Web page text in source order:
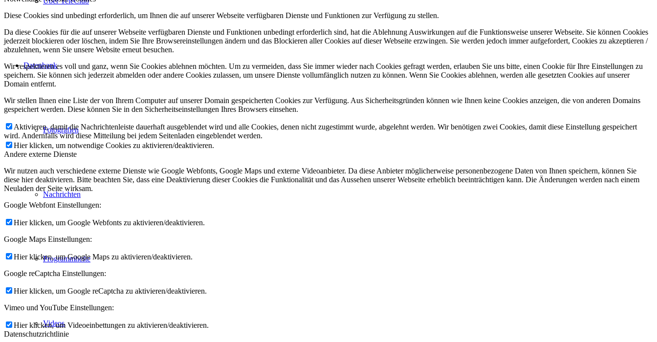
Datenbank
Fotografien
Nachrichten
Programmhefte
Videos
Diese Cookies sind unbedingt erforderlich, um Ihnen die auf unserer Webseite verfügbaren Dienste und Funktionen zur Verfügung zu stellen.
Da diese Cookies für die auf unserer Webseite verfügbaren Dienste und Funktionen unbedingt erforderlich sind, hat die Ablehnung Auswirkungen auf die Funktionsweise unserer Webseite. Sie können Cookies
jederzeit blockieren oder löschen, indem Sie Ihre Browsereinstellungen ändern und das Blockieren aller Cookies auf dieser Webseite erzwingen. Sie werden jedoch immer aufgefordert, Cookies zu akzeptieren /
abzulehnen, wenn Sie unsere Website erneut besuchen.
Wir respektieren es voll und ganz, wenn Sie Cookies ablehnen möchten. Um zu vermeiden, dass Sie immer wieder nach Cookies gefragt werden, erlauben Sie uns bitte, einen Cookie für Ihre Einstellungen zu
speichern. Sie können sich jederzeit abmelden oder andere Cookies zulassen, um unsere Dienste vollumfänglich nutzen zu können. Wenn Sie Cookies ablehnen, werden alle gesetzten Cookies auf unserer
Domain entfernt.
Wir stellen Ihnen eine Liste der von Ihrem Computer auf unserer Domain gespeicherten Cookies zur Verfügung. Aus Sicherheitsgründen können wie Ihnen keine Cookies anzeigen, die von anderen Domains
gespeichert werden. Diese können Sie in den Sicherheitseinstellungen Ihres Browsers einsehen.
Aktivieren, damit die Nachrichtenleiste dauerhaft ausgeblendet wird und alle Cookies, denen nicht zugestimmt wurde, abgelehnt werden. Wir benötigen zwei Cookies, damit diese Einstellung gespeichert
wird. Andernfalls wird diese Mitteilung bei jedem Seitenladen eingeblendet werden.
Hier klicken, um notwendige Cookies zu aktivieren/deaktivieren.
Andere externe Dienste
Wir nutzen auch verschiedene externe Dienste wie Google Webfonts, Google Maps und externe Videoanbieter. Da diese Anbieter möglicherweise personenbezogene Daten von Ihnen speichern, können Sie
diese hier deaktivieren. Bitte beachten Sie, dass eine Deaktivierung dieser Cookies die Funktionalität und das Aussehen unserer Webseite erheblich beeinträchtigen kann. Die Änderungen werden nach einem
Neuladen der Seite wirksam.
Google Webfont Einstellungen:
Hier klicken, um Google Webfonts zu aktivieren/deaktivieren.
Google Maps Einstellungen:
Hier klicken, um Google Maps zu aktivieren/deaktivieren.
Google reCaptcha Einstellungen:
Hier klicken, um Google reCaptcha zu aktivieren/deaktivieren.
Vimeo und YouTube Einstellungen:
Hier klicken, um Videoeinbettungen zu aktivieren/deaktivieren.
Datenschutzrichtlinie